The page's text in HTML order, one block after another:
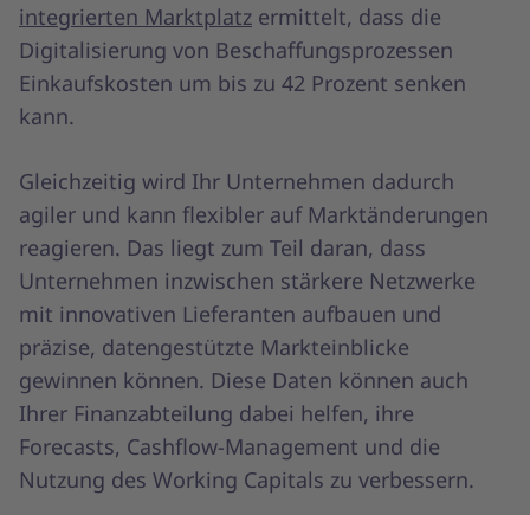
integrierten Marktplatz ermittelt, dass die
Digitalisierung von Beschaffungsprozessen
Einkaufskosten um bis zu 42 Prozent senken
kann.
Gleichzeitig wird Ihr Unternehmen dadurch
agiler und kann flexibler auf Marktänderungen
reagieren. Das liegt zum Teil daran, dass
Unternehmen inzwischen stärkere Netzwerke
mit innovativen Lieferanten aufbauen und
präzise, datengestützte Markteinblicke
gewinnen können. Diese Daten können auch
Ihrer Finanzabteilung dabei helfen, ihre
Forecasts, Cashflow-Management und die
Nutzung des Working Capitals zu verbessern.